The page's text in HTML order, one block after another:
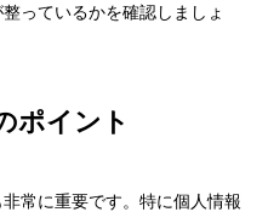
っているかを確認しましょ
ポイント
常に重要です。特に個人情報